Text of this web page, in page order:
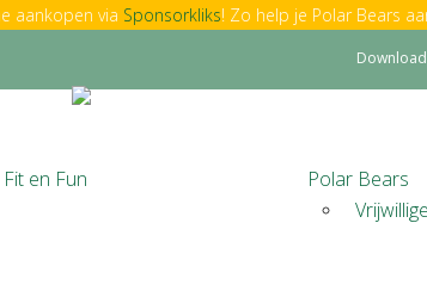
aankopen via Sponsorkliks! Zo help je Polar Bears
Fit en Fun
Polar Bears